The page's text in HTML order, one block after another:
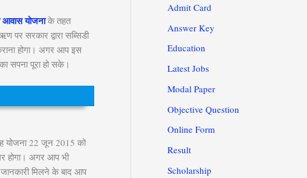
आवास योजनाके तहत
सरकार द्वारा सब्सिडी
होगा। अगर आप इस
सपना पूरा हो सके।
योजना 22 जून 2015 को
होगा। अगर आप भी
मिलने के बाद आप
Admit Card
Answer Key
Education
Latest Jobs
Modal Paper
Objective Question
Online Form
Result
Scholarship